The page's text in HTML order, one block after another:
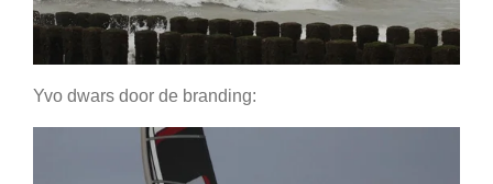
Yvo dwars door de branding: